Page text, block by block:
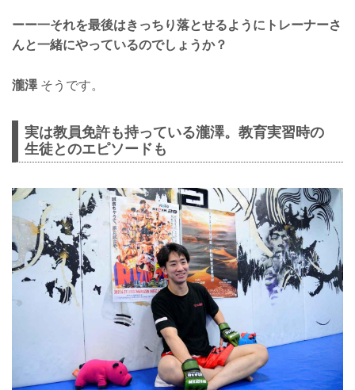
ーー一それを最後はきっちり落とせるようにトレーナーさ
んと一緒にやっているのでしょうか？
瀧澤そうです。
実は教員免許も持っている瀧澤。教育実習時の
生徒とのエピソードも